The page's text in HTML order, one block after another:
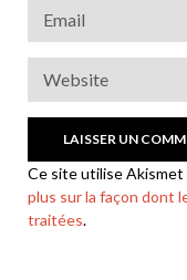
Ce site utilise Akismet
plus sur la façon dont
traitées.